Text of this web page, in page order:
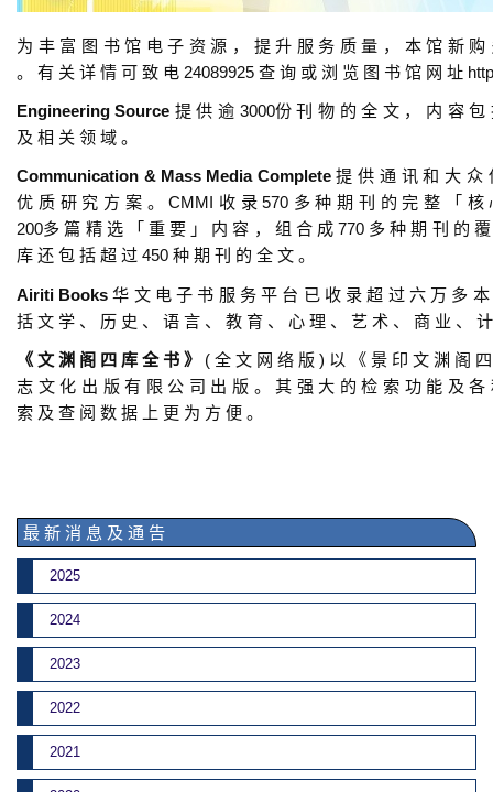
为 丰 富 图 书 馆 电 子 资 源 ， 提 升 服 务 质 量 ， 本 馆 新
。 有 关 详 情 可 致 电 24089925 查 询 或 浏 览 图 书 馆 网 址
Engineering Source 提 供 逾 3000份 刊 物 的 全 文 ， 内 容
及 相 关 领 域 。
Communication & Mass Media Complete提 供 通 讯 和 大 众
优 质 研 究 方 案 。 CMMI 收 录 570 多 种 期 刊 的 完 整 「 核
200多 篇 精 选 「 重 要 」 内 容 ， 组 合 成 770 多 种 期 刊 的
库 还 包 括 超 过 450 种 期 刊 的 全 文 。
Airiti Books 华 文 电 子 书 服 务 平 台 已 收 录 超 过 六 万 多
括 文 学 、 历 史 、 语 言 、 教 育 、 心 理 、 艺 术 、 商 业 、
《 文 渊 阁 四 库 全 书 》 ( 全 文 网 络 版 ) 以 《 景 印 文 渊 阁
志 文 化 出 版 有 限 公 司 出 版 。 其 强 大 的 检 索 功 能 及
索 及 查 阅 数 据 上 更 为 方 便 。
最 新 消 息 及 通 告
2025
2024
2023
2022
2021